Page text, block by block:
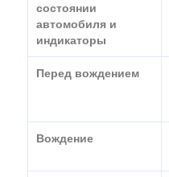
состоянии
автомобиля и
индикаторы
Перед вождением
Вождение